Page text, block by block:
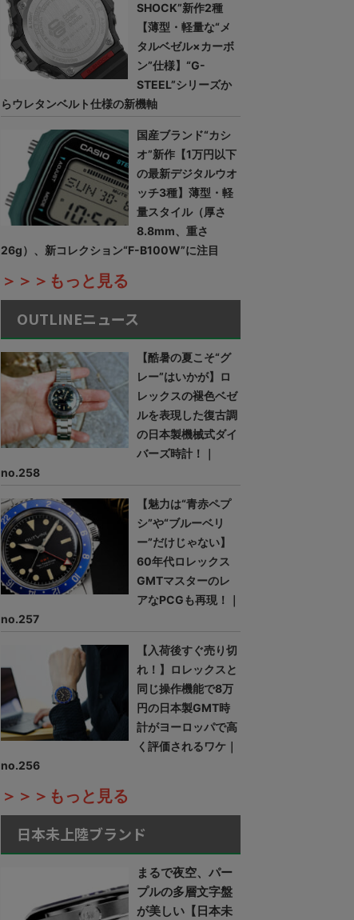
SHOCK”新作2種
【薄型・軽量な“メ
タルベゼル×カーボ
ン”仕様】“G-
STEEL”シリーズか
らウレタンベルト仕様の新機軸
国産ブランド“カシ
オ”新作【1万円以下
の最新デジタルウオ
ッチ3種】薄型・軽
量スタイル（厚さ
8.8mm、重さ
26g）、新コレクション“F-B100W”に注目
＞＞＞もっと見る
OUTLINEニュース
【酷暑の夏こそ“グ
レー”はいかが】ロ
レックスの褪色ベゼ
ルを表現した復古調
の日本製機械式ダイ
バーズ時計！｜
no.258
【魅力は“青赤ペプ
シ”や“ブルーベリ
ー”だけじゃない】
60年代ロレックス
GMTマスターのレ
アなPCGも再現！｜
no.257
【入荷後すぐ売り切
れ！】ロレックスと
同じ操作機能で8万
円の日本製GMT時
計がヨーロッパで高
く評価されるワケ｜
no.256
＞＞＞もっと見る
日本未上陸ブランド
まるで夜空、パー
プルの多層文字盤
が美しい【日本未